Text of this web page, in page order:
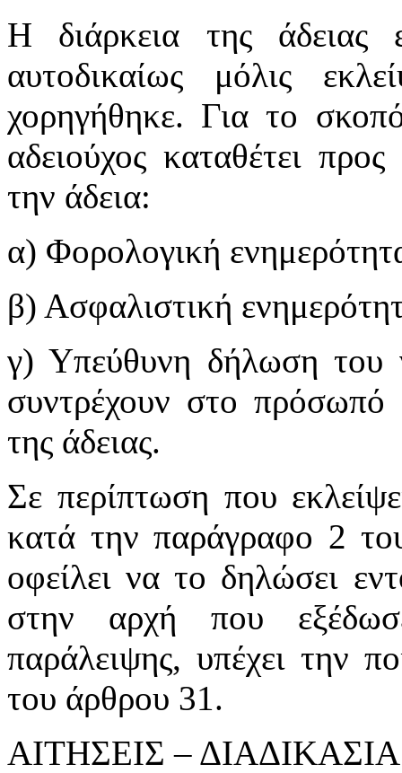
Η διάρκεια της άδειας
αυτοδικαίως μόλις
χορηγήθηκε. Για το
αδειούχος καταθέτει
την άδεια:
α) Φορολογική
β) Ασφαλιστική
γ) Υπεύθυνη δήλωση του
συντρέχουν στο πρόσωπό
της άδειας.
Σε περίπτωση που
κατά την παράγραφο 2
οφείλει να το δηλώσει
στην αρχή που
παράλειψης, υπέχει την
του άρθρου 31.
ΑΙΤΗΣΕΙΣ –